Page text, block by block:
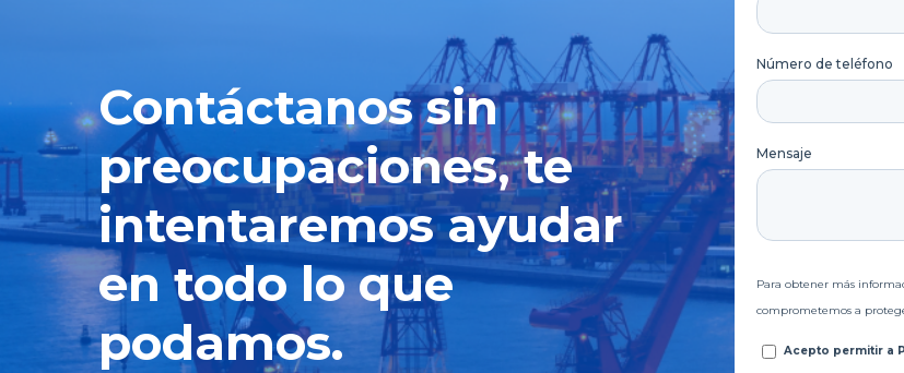
Contáctanos sin
preocupaciones, te
intentaremos ayudar
en todo lo que
podamos.